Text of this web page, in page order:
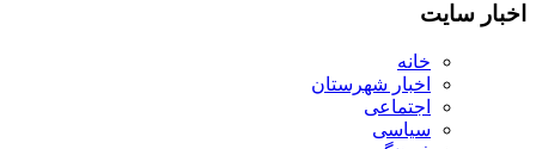
اخبار سایت
خانه
اخبار شهرستان
اجتماعی
سیاسی